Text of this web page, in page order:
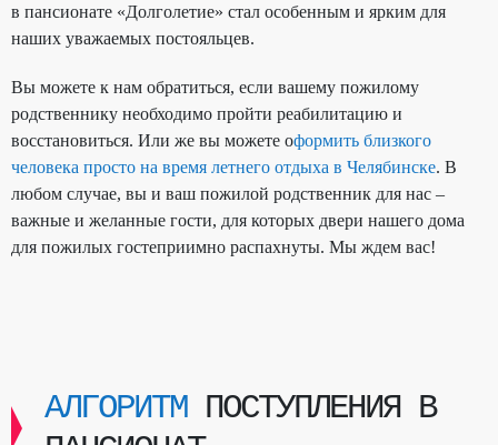
в пансионате «Долголетие» стал особенным и ярким для
наших уважаемых постояльцев.
Вы можете к нам обратиться, если вашему пожилому
родственнику необходимо пройти реабилитацию и
восстановиться. Или же вы можете оформить близкого
человека просто на время летнего отдыха в Челябинске. В
любом случае, вы и ваш пожилой родственник для нас –
важные и желанные гости, для которых двери нашего дома
для пожилых гостеприимно распахнуты. Мы ждем вас!
АЛГОРИТМПОСТУПЛЕНИЯ В